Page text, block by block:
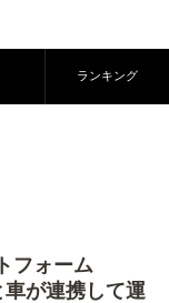
ランキング
フォーム
が連携して運